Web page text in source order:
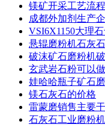
镁矿开采工艺流程
成都外加剂生产
VSI6X1150大理
悬辊磨粉机石灰
破沫矿石磨粉机
玄武岩石粉可以
娃哈哈瓶子矿石
镁石灰石的价格
雷蒙磨销售主要
石灰石工业磨粉机